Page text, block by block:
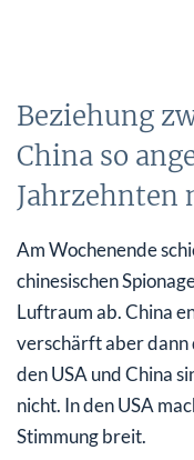
Beziehung
China so
Jahrzehnten
Am Wochenende
chinesischen
Luftraum ab. China
verschärft aber dann
den USA und China
nicht. In den USA
Stimmung breit.